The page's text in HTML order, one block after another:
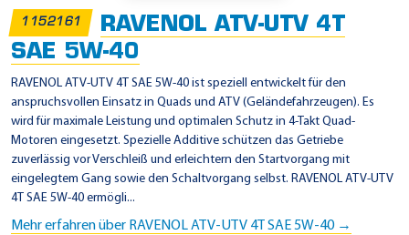
1152161
RAVENOL ATV-UTV 4T
SAE 5W-40
RAVENOL ATV-UTV 4T SAE 5W-40 ist speziell entwickelt für den
anspruchsvollen Einsatz in Quads und ATV (Geländefahrzeugen). Es
wird für maximale Leistung und optimalen Schutz in 4-Takt Quad-
Motoren eingesetzt. Spezielle Additive schützen das Getriebe
zuverlässig vor Verschleiß und erleichtern den Startvorgang mit
eingelegtem Gang sowie den Schaltvorgang selbst. RAVENOL ATV-UTV
4T SAE 5W-40 ermögli...
Mehr erfahren über RAVENOL ATV-UTV 4T SAE 5W-40 →